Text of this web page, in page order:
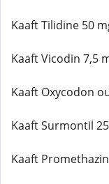
Kaaft Tilidine 50
Kaaft Vicodin 7,5
Kaaft Oxycodon
Kaaft Surmontil
Kaaft